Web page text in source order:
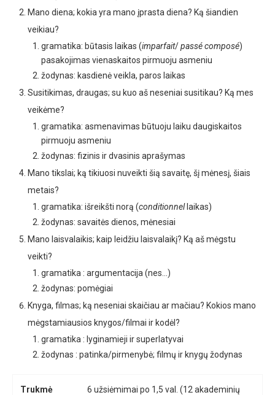
Mano diena; kokia yra mano įprasta diena? Ką šiandien
veikiau?
gramatika: būtasis laikas (imparfait/passécomposé)
pasakojimas vienaskaitos pirmuoju asmeniu
žodynas: kasdienė veikla, paros laikas
Susitikimas, draugas; su kuo aš neseniai susitikau? Ką mes
veikėme?
gramatika: asmenavimas būtuoju laiku daugiskaitos
pirmuoju asmeniu
žodynas: fizinis ir dvasinis aprašymas
Mano tikslai; ką tikiuosi nuveikti šią savaitę, šį mėnesį, šiais
metais?
gramatika: išreikšti norą (conditionnellaikas)
žodynas: savaitės dienos, mėnesiai
Mano laisvalaikis; kaip leidžiu laisvalaikį? Ką aš mėgstu
veikti?
gramatika : argumentacija (nes…)
žodynas: pomėgiai
Knyga, filmas; ką neseniai skaičiau ar mačiau? Kokios mano
mėgstamiausios knygos/filmai ir kodėl?
gramatika : lyginamieji ir superlatyvai
žodynas : patinka/pirmenybė; filmų ir knygų žodynas
Trukmė
6 užsiėmimai po 1,5 val. (12 akademinių